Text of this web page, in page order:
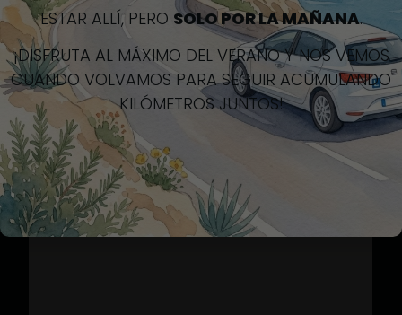
ESTAR ALLÍ, PERO SOLO POR LA MAÑANA.
¡DISFRUTA AL MÁXIMO DEL VERANO Y NOS VEMOS
CUANDO VOLVAMOS PARA SEGUIR ACUMULANDO
KILÓMETROS JUNTOS!